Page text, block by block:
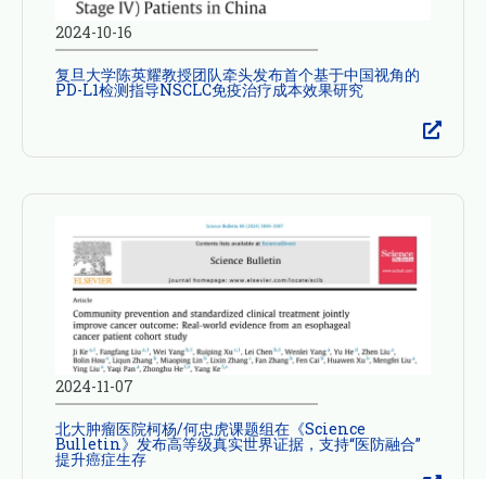
2024-10-16
复旦大学陈英耀教授团队牵头发布首个基于中国视角的
PD-L1检测指导NSCLC免疫治疗成本效果研究
2024-11-07
北大肿瘤医院柯杨/何忠虎课题组在《Science
Bulletin》发布高等级真实世界证据，支持“医防融合”
提升癌症生存